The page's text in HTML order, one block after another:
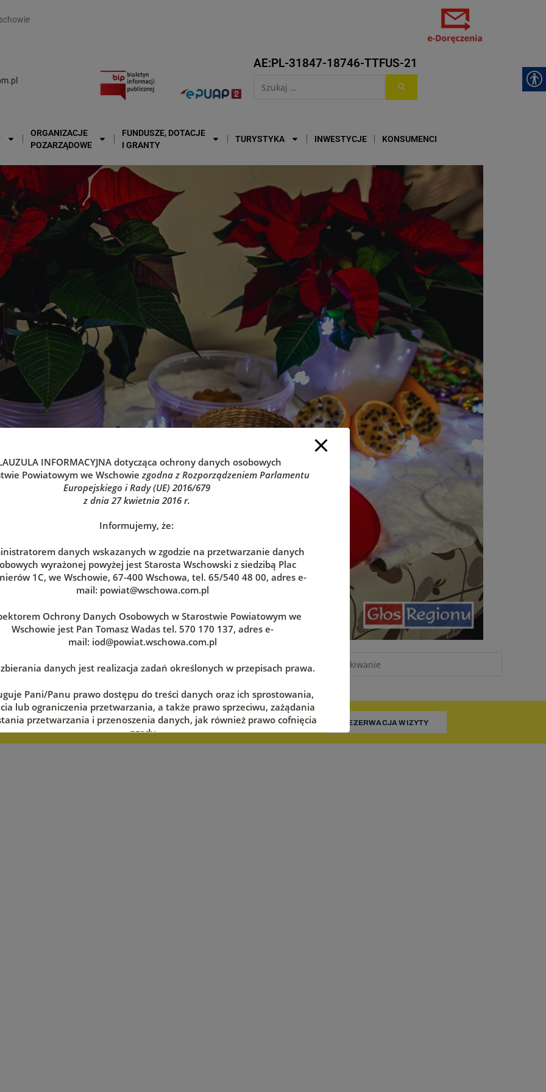
AE:PL-31847-18746-TTFUS-21
ORGANIZACJE
POZARZĄDOWE
FUNDUSZE, DOTACJE
I GRANTY
TURYSTYKA INWESTYCJE KONSUMENCI
wizytę w dogodnym dla siebie terminie REZERWACJA WIZYTY
INFORMACYJNAdotycząca ochrony danych osobowych
Powiatowym we Wschowiezgodna z Rozporządzeniem Parlamentu
Europejskiego i Rady (UE) 2016/679
z dnia 27 kwietnia 2016 r.
Informujemy, że:
danych wskazanych w zgodzie na przetwarzanie danych
wyrażonej powyżej jest Starosta Wschowski z siedzibą Plac
1C, we Wschowie, 67-400 Wschowa, tel. 65/540 48 00, adres e-
mail: powiat@wschowa.com.pl
Ochrony Danych Osobowych w Starostwie Powiatowym we
Wschowie jest Pan Tomasz Wadas tel. 570 170 137, adres e-
mail: iod@powiat.wschowa.com.pl
danych jest realizacja zadań określonych w przepisach prawa.
Pani/Panu prawo dostępu do treści danych oraz ich sprostowania,
lub ograniczenia przetwarzania, a także prawo sprzeciwu, zażądania
przetwarzania i przenoszenia danych, jak również prawo cofnięcia
zgody